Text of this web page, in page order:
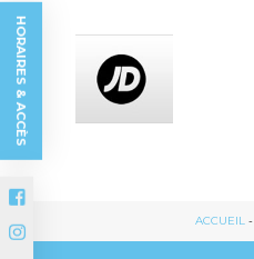
HORAIRES & ACCÈS
ACCUEIL-